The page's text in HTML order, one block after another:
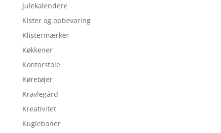
Julekalendere
Kister og opbevaring
Klistermærker
Køkkener
Kontorstole
Køretøjer
Kravlegård
Kreativitet
Kuglebaner